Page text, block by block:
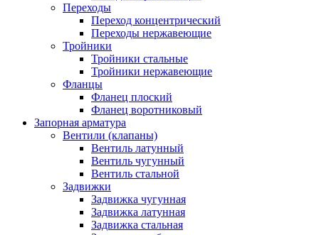
Переходы
Переход концентрический
Переходы нержавеющие
Тройники
Тройники стальные
Тройники нержавеющие
Фланцы
Фланец плоский
Фланец воротниковый
Запорная арматура
Вентили (клапаны)
Вентиль латунный
Вентиль чугунный
Вентиль стальной
Задвижки
Задвижка чугунная
Задвижка латунная
Задвижка стальная